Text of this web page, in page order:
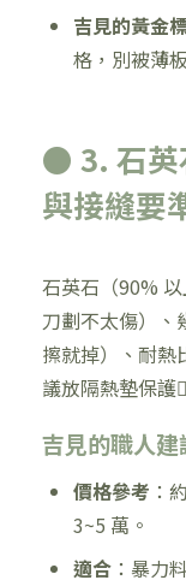
吉見的黃金
格，別被薄
● 3. 石英
與接縫要
石英石（90%
刀劃不太傷）、
擦就掉）、耐熱
議放隔熱墊保護
吉見的職人建
價格參考 ：
3~5 萬。
適合：暴力